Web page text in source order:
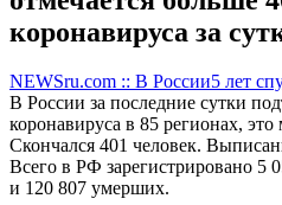
коронавируса за
NEWSru.com :: В России5 лет
В России за последние сутки
коронавируса в 85 регионах,
Скончался 401 человек.
Всего в РФ зарегистрировано 5
и 120 807 умерших.